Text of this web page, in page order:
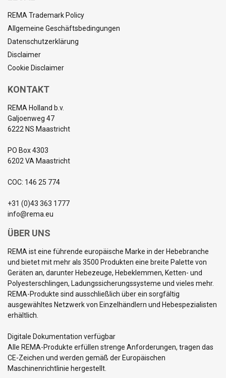
REMA Trademark Policy
Allgemeine Geschäftsbedingungen
Datenschutzerklärung
Disclaimer
Cookie Disclaimer
KONTAKT
REMA Holland b.v.
Galjoenweg 47
6222 NS Maastricht
PO Box 4303
6202 VA Maastricht
COC: 146 25 774
+31 (0)43 363 1777
info@rema.eu
ÜBER UNS
REMA ist eine führende europäische Marke in der Hebebranche
und bietet mit mehr als 3500 Produkten eine breite Palette von
Geräten an, darunter Hebezeuge, Hebeklemmen, Ketten- und
Polyesterschlingen, Ladungssicherungssysteme und vieles mehr.
REMA-Produkte sind ausschließlich über ein sorgfältig
ausgewähltes Netzwerk von Einzelhändlern und Hebespezialisten
erhältlich.
Digitale Dokumentation verfügbar
Alle REMA-Produkte erfüllen strenge Anforderungen, tragen das
CE-Zeichen und werden gemäß der Europäischen
Maschinenrichtlinie hergestellt.